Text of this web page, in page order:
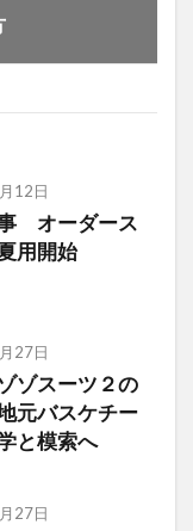
12日
オーダース
用開始
27日
ゾスーツ２の
元バスケチー
と模索へ
27日